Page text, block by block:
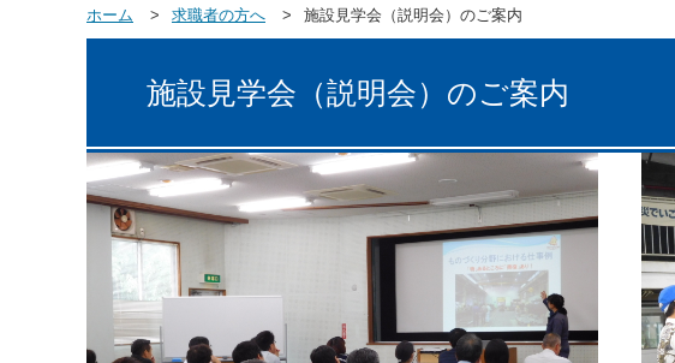
ホーム 求職者の方へ 施設見学会（説明会）のご案内
施設見学会（説明会）のご案内